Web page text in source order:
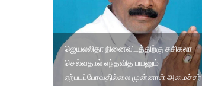
ஜெயலலிதா நினைவிடத்திற்கு சசிகலா
செல்வதால் எந்தவித பயனும்
ஏற்படப்போவதில்லை முன்னாள் அமைச்சர்